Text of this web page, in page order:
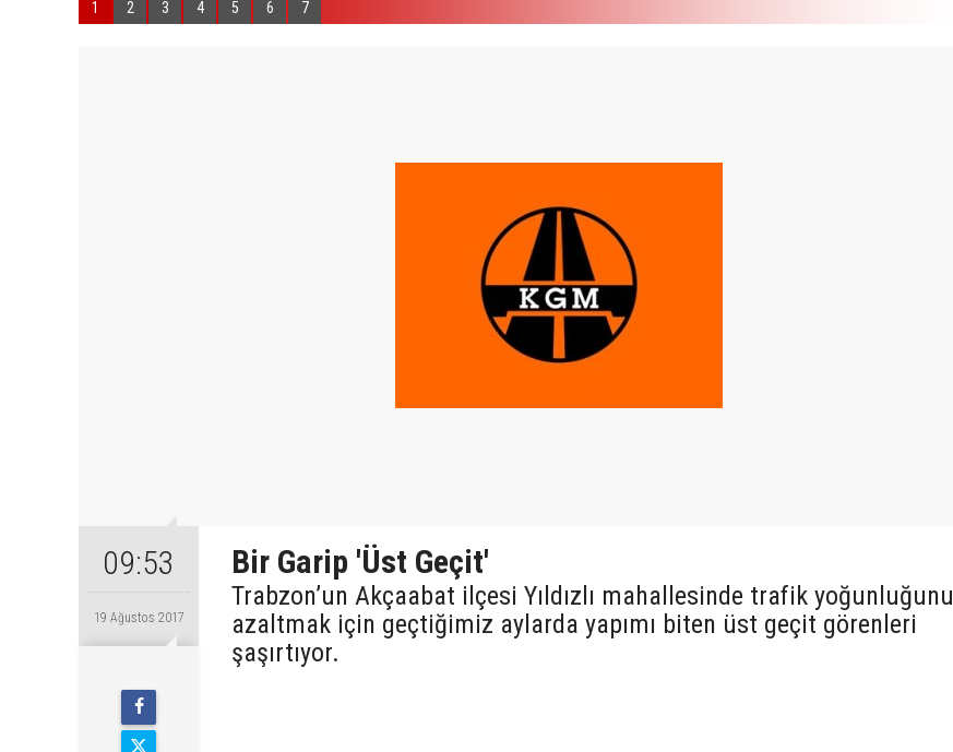
1 2 3 4 5 6 7
09:53
19 Ağustos 2017
Bir Garip 'Üst Geçit'
Trabzon’un Akçaabat ilçesi Yıldızlı mahallesinde trafik yoğunluğunu
azaltmak için geçtiğimiz aylarda yapımı biten üst geçit görenleri
şaşırtıyor.